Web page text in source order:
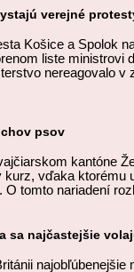
verejné
Košice a Spolok
liste ministrovi
nereagovalo v
psov
kantóne
kurz, vďaka ktorému
O tomto nariadení
sa najčastejšie
najobľúbenejšie